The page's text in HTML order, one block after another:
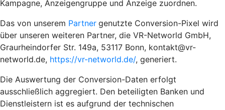
Kampagne, Anzeigengruppe und Anzeige zuordnen.
Das von unserem Partner genutzte Conversion-Pixel wird
über unseren weiteren Partner, die VR-Networld GmbH,
Graurheindorfer Str. 149a, 53117 Bonn, kontakt@vr-
networld.de, https://vr-networld.de/, generiert.
Die Auswertung der Conversion-Daten erfolgt
ausschließlich aggregiert. Den beteiligten Banken und
Dienstleistern ist es aufgrund der technischen